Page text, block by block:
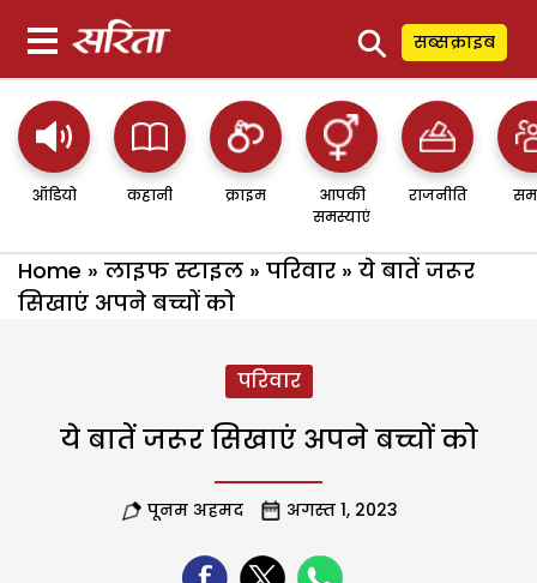
⚲ सब्सक्राइब
ऑडियो कहानी क्राइम
आपकी
समस्याएं
राजनीति
Home » लाइफ स्टाइल » परिवार » ये बातें जरूर
सिखाएं अपने बच्चों को
परिवार
ये बातें जरूर सिखाएं अपने बच्चों को
पूनम अहमद अगस्त 1, 2023